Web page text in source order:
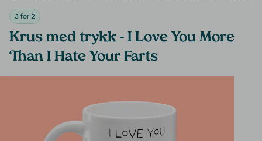
3 for 2
Krus med trykk - I Love You More
Than I Hate Your Farts